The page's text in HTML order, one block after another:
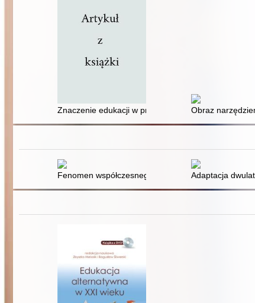
Znaczenie edukacji w procesie wspierania inkluzji
Obraz
Fenomen współczesnego ojcostwa - rola ojców w
Adaptacja